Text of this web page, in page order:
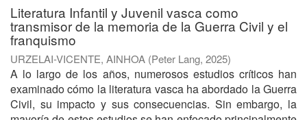
Literatura Infantil y Juvenil vasca como
transmisor de la memoria de la Guerra Civil y el
franquismo
URZELAI-VICENTE, AINHOA (Peter Lang, 2025)
A lo largo de los años, numerosos estudios críticos han
examinado cómo la literatura vasca ha abordado la Guerra
Civil, su impacto y sus consecuencias. Sin embargo, la